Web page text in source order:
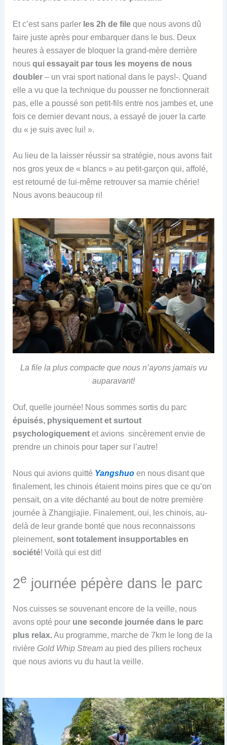
Et c’est sans parler les 2h de fileque nous avons dû
faire juste après pour embarquer dans le bus. Deux
heures à essayer de bloquer la grand-mère derrière
nous qui essayait par tous les moyens de nous
doubler– un vrai sport national dans le pays!-. Quand
elle a vu que la technique du pousser ne fonctionnerait
pas, elle a poussé son petit-fils entre nos jambes et, une
fois ce dernier devant nous, a essayé de jouer la carte
du « je suis avec lui! ».
Au lieu de la laisser réussir sa stratégie, nous avons fait
nos gros yeux de « blancs » au petit-garçon qui, affolé,
est retourné de lui-même retrouver sa mamie chérie!
Nous avons beaucoup ri!
La file la plus compacte que nous n’ayons jamais vu
auparavant!
Ouf, quelle journée! Nous sommes sortis du parc
épuisés, physiquement et surtout
psychologiquementet avions sincèrement envie de
prendre un chinois pour taper sur l’autre!
Nous qui avions quitté Yangshuoen nous disant que
finalement, les chinois étaient moins pires que ce qu’on
pensait, on a vite déchanté au bout de notre première
journée à Zhangjiajie. Finalement, oui, les chinois, au-
delà de leur grande bonté que nous reconnaissons
pleinement, sont totalement insupportables en
société! Voilà qui est dit!
2e journée pépère dans le parc
Nos cuisses se souvenant encore de la veille, nous
avons opté pour une seconde journée dans le parc
plus relax.Au programme, marche de 7km le long de la
rivière Gold Whip Streamau pied des piliers rocheux
que nous avions vu du haut la veille.